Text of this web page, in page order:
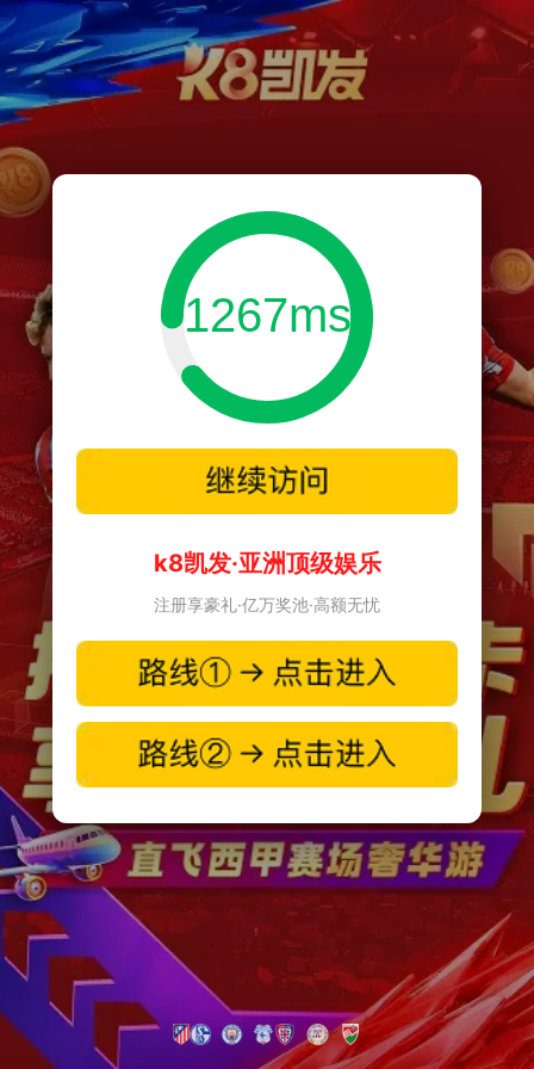
1267ms
k8凯发·亚洲顶级娱乐
注册享豪礼·亿万奖池·高额无忧